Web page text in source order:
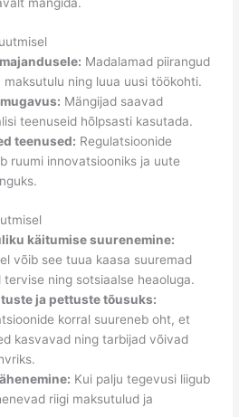
Madalamad piirangud
ning luua uusi töökohti.
Mängijad saavad
teenuseid hõlpsasti kasutada.
teenused: Regulatsioonide
ruumi innovatsiooniks ja uute
käitumise suurenemine:
võib see tuua kaasa suuremad
tervise ning sotsiaalse heaoluga.
ja pettuste tõusuks:
korral suureneb oht, et
kasvavad ning tarbijad võivad
Kui palju tegevusi liigub
riigi maksutulud ja